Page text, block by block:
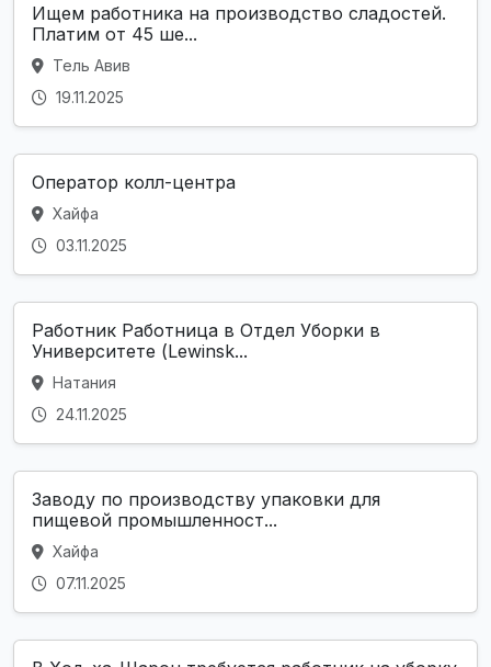
Ищем работника на производство сладостей.
Платим от 45 ше...
Тель Авив
19.11.2025
Оператор колл-центра
Хайфа
03.11.2025
Работник Работница в Отдел Уборки в
Университете (Lewinsk...
Натания
24.11.2025
Заводу по производству упаковки для
пищевой промышленност...
Хайфа
07.11.2025